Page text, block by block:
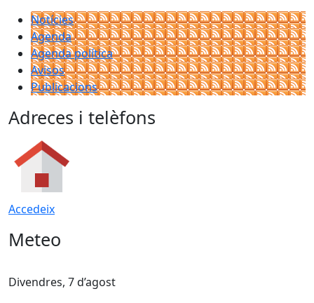
Notícies
Agenda
Agenda política
Avisos
Publicacions
Adreces i telèfons
Accedeix
Meteo
Divendres, 7 d’agost